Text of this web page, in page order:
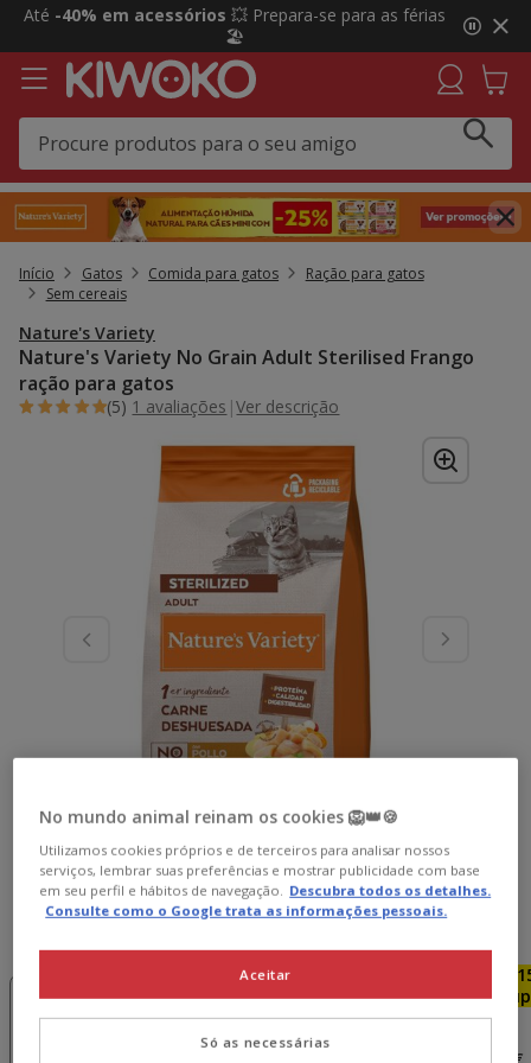
2
3,
mensagem,
Até -40% em acessórios 💥 Prepara-se para as férias
🏖️
Início Gatos Comida para gatos
Ração para gatos
Sem cereais
Nature's Variety
Nature's Variety No Grain Adult Sterilised Frango
ração para gatos
(5) 1 avaliações |Ver descrição
1.25 kg
cupão 💰
3 kg
-15€ c/
cupão 💰
2 x 3 kg
Poupança
61.38€
7 kg
-
No mundo animal reinam os cookies 🦁👑🍪
Utilizamos cookies próprios e de terceiros para analisar nossos
serviços, lembrar suas preferências e mostrar publicidade com base
em seu perfil e hábitos de navegação. Descubra todos os detalhes.
Consulte como o Google trata as informações pessoais.
Só as necessárias
Aceitar